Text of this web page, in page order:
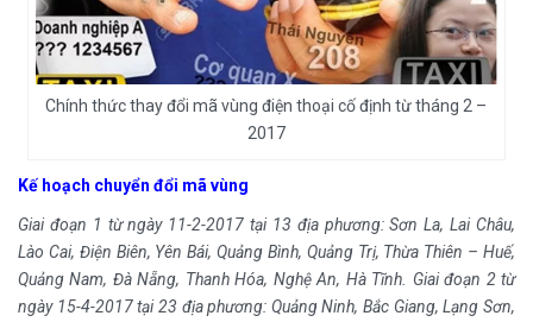
Chính thức thay đổi mã vùng điện thoại cố định từ tháng 2 –
2017
Kế hoạch chuyển đổi mã vùng
Giai đoạn 1 từ ngày 11-2-2017 tại 13 địa phương: Sơn La, Lai Châu,
Lào Cai, Điện Biên, Yên Bái, Quảng Bình, Quảng Trị, Thừa Thiên – Huế,
Quảng Nam, Đà Nẵng, Thanh Hóa, Nghệ An, Hà Tĩnh. Giai đoạn 2 từ
ngày 15-4-2017 tại 23 địa phương: Quảng Ninh, Bắc Giang, Lạng Sơn,